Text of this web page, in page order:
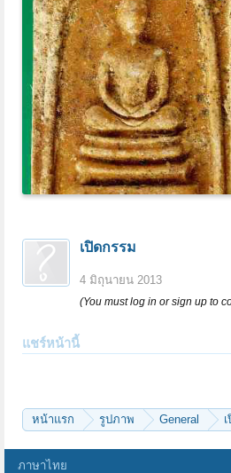
เปิดกรรม
4 มิถุนายน 2013
(You must log in or sign up to
แชร์หน้านี้
หน้าแรก รูปภาพ General
ภาษาไทย